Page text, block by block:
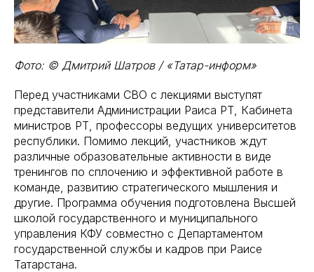
Фото: © Дмитрий Шатров / «Татар-информ»
Перед участниками СВО с лекциями выступят
представители Администрации Раиса РТ, Кабинета
министров РТ, профессоры ведущих университетов
республики. Помимо лекций, участников ждут
различные образовательные активности в виде
тренингов по сплочению и эффективной работе в
команде, развитию стратегического мышления и
другие. Программа обучения подготовлена Высшей
школой государственного и муниципального
управления КФУ совместно с Департаментом
государственной службы и кадров при Раисе
Татарстана.